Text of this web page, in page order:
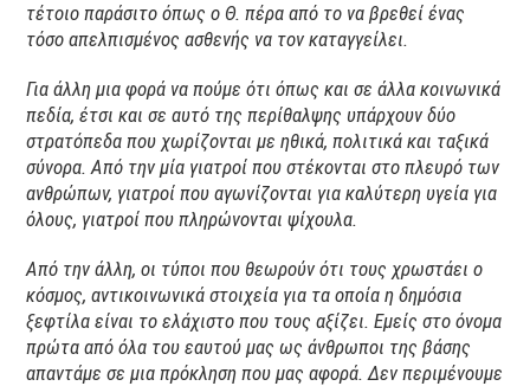
τέτοιο παράσιτο όπως ο Θ. πέρα από το να βρεθεί ένας
τόσο απελπισμένος ασθενής να τον καταγγείλει.
Για άλλη μια φορά να πούμε ότι όπως και σε άλλα κοινωνικά
πεδία, έτσι και σε αυτό της περίθαλψης υπάρχουν δύο
στρατόπεδα που χωρίζονται με ηθικά, πολιτικά και ταξικά
σύνορα. Από την μία γιατροί που στέκονται στο πλευρό των
ανθρώπων, γιατροί που αγωνίζονται για καλύτερη υγεία για
όλους, γιατροί που πληρώνονται ψίχουλα.
Από την άλλη, οι τύποι που θεωρούν ότι τους χρωστάει ο
κόσμος, αντικοινωνικά στοιχεία για τα οποία η δημόσια
ξεφτίλα είναι το ελάχιστο που τους αξίζει. Εμείς στο όνομα
πρώτα από όλα του εαυτού μας ως άνθρωποι της βάσης
απαντάμε σε μια πρόκληση που μας αφορά. Δεν περιμένουμε